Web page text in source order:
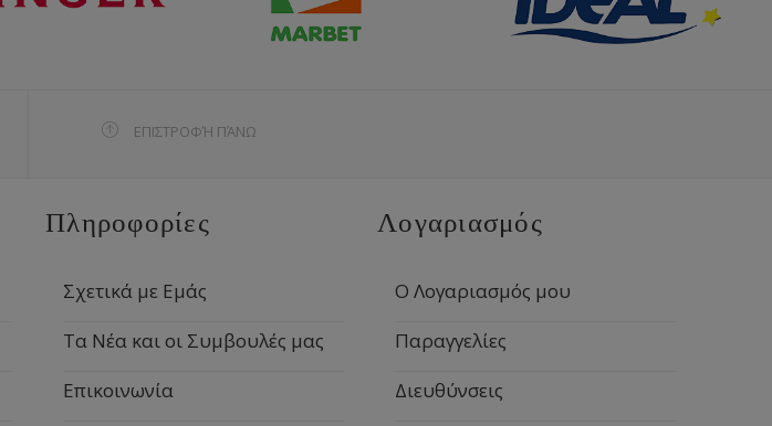
ΕΠΙΣΤΡΟΦΉ ΠΆΝΩ
Πληροφορίες
Σχετικά με Εμάς
Τα Νέα και οι Συμβουλές μας
Επικοινωνία
Λογαριασμός
Ο Λογαριασμός μου
Παραγγελίες
Διευθύνσεις